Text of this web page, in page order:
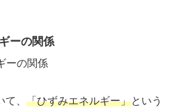
ーの関係
、 「ひずみエネルギー」という